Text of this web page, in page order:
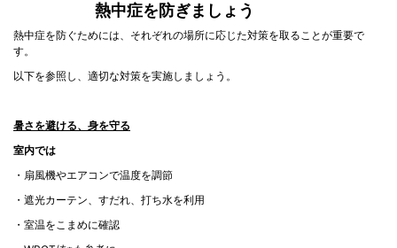
熱中症を防ぎましょう
熱中症を防ぐためには、それぞれの場所に応じた対策を取ることが重要で
す。
以下を参照し、適切な対策を実施しましょう。
暑さを避ける、身を守る
室内では
・扇風機やエアコンで温度を調節
・遮光カーテン、すだれ、打ち水を利用
・室温をこまめに確認